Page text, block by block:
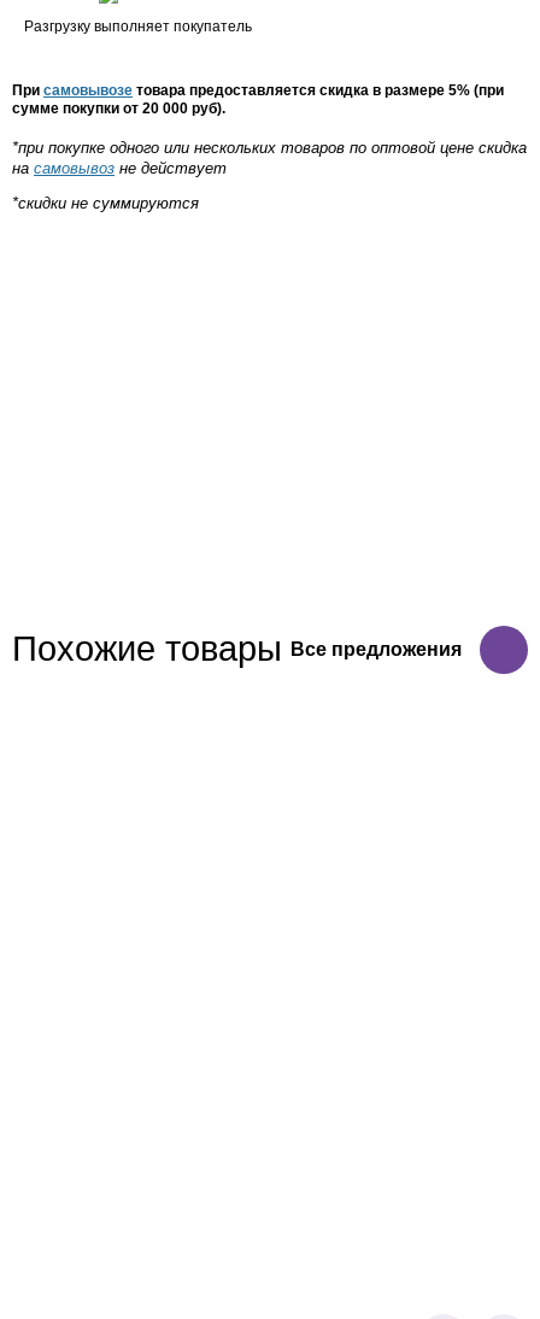
Разгрузку выполняет покупатель
При самовывозе товара предоставляется скидка в размере 5% (при
сумме покупки от 20 000 руб).
*при покупке одного или нескольких товаров по оптовой цене скидка
на самовывоз не действует
*скидки не суммируются
Похожие товары Все предложения